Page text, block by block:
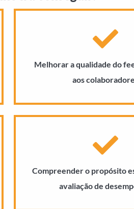
Melhorar a qualidade do
aos
Compreender o propósito
avaliação de